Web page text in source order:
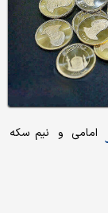
امامی و نیم سکه